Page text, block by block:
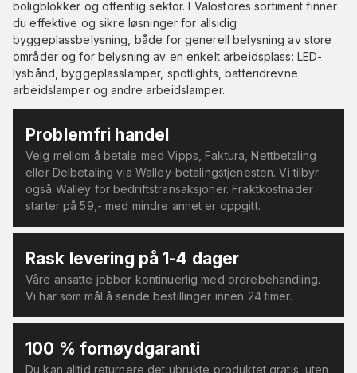
boligblokker og offentlig sektor. I Valostores sortiment finner
du effektive og sikre løsninger for allsidig
byggeplassbelysning, både for generell belysning av store
områder og for belysning av en enkelt arbeidsplass: LED-
lysbånd, byggeplasslamper, spotlights, batteridrevne
arbeidslamper og andre arbeidslamper.
Problemfri handel
Velg mellom å betale med Vipps, Faktura, Nettbetaling
eller Delbetaling via Walley-betalingstjenesten. Vi tilbyr
også Walley for bedriftstransaksjoner. Fraktkostnader
starter på 59,- med mindre annet er oppgitt.
Rask levering på 1-4 dager
Våre ansatte jobber kontinuerlig med ordrebehandling.
Vi har som mål å sende bestillinger innen 24 timer.
100 % fornøydgaranti
Du kan alltid returnere det ubrukte produktet gratis, uten